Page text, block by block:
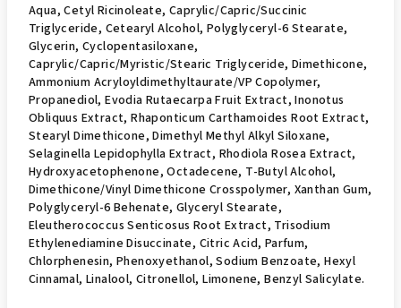
Aqua, Cetyl Ricinoleate, Caprylic/Capric/Succinic
Triglyceride, Cetearyl Alcohol, Polyglyceryl-6 Stearate,
Glycerin, Cyclopentasiloxane,
Caprylic/Capric/Myristic/Stearic Triglyceride, Dimethicone,
Ammonium Acryloyldimethyltaurate/VP Copolymer,
Propanediol, Evodia Rutaecarpa Fruit Extract, Inonotus
Obliquus Extract, Rhaponticum Carthamoides Root Extract,
Stearyl Dimethicone, Dimethyl Methyl Alkyl Siloxane,
Selaginella Lepidophylla Extract, Rhodiola Rosea Extract,
Hydroxyacetophenone, Octadecene, T-Butyl Alcohol,
Dimethicone/Vinyl Dimethicone Crosspolymer, Xanthan Gum,
Polyglyceryl-6 Behenate, Glyceryl Stearate,
Eleutherococcus Senticosus Root Extract, Trisodium
Ethylenediamine Disuccinate, Citric Acid, Parfum,
Chlorphenesin, Phenoxyethanol, Sodium Benzoate, Hexyl
Cinnamal, Linalool, Citronellol, Limonene, Benzyl Salicylate.